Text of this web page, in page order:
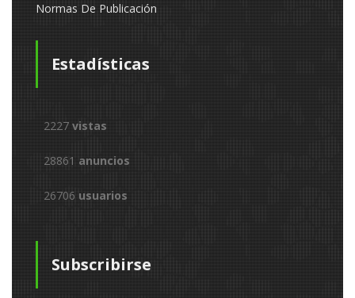
Normas De Publicación
Estadísticas
2227 vistas
28861 anuncios
26706 usuarios
Subscribirse